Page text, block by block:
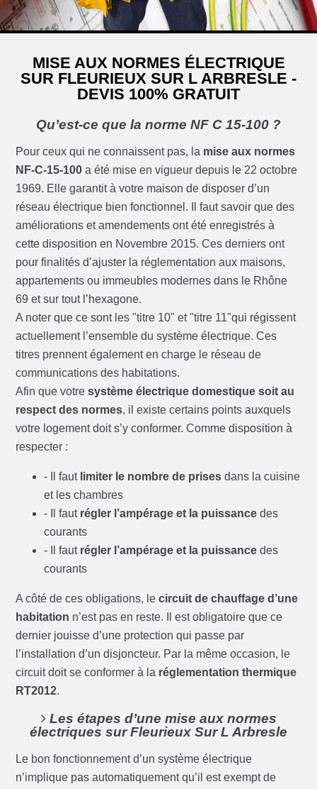
MISE AUX NORMES ÉLECTRIQUE
SUR FLEURIEUX SUR L ARBRESLE -
DEVIS 100% GRATUIT
Qu’est-ce que la norme NF C 15-100 ?
Pour ceux qui ne connaissent pas, la mise aux normes
NF-C-15-100 a été mise en vigueur depuis le 22 octobre
1969. Elle garantit à votre maison de disposer d’un
réseau électrique bien fonctionnel. Il faut savoir que des
améliorations et amendements ont été enregistrés à
cette disposition en Novembre 2015. Ces derniers ont
pour finalités d’ajuster la réglementation aux maisons,
appartements ou immeubles modernes dans le Rhône
69 et sur tout l’hexagone.
A noter que ce sont les "titre 10" et "titre 11"qui régissent
actuellement l’ensemble du système électrique. Ces
titres prennent également en charge le réseau de
communications des habitations.
Afin que votresystème électrique domestique soit au
respect des normes, il existe certains points auxquels
votre logement doit s’y conformer. Comme disposition à
respecter :
- Il faut limiter le nombre de prises dans la cuisine
et les chambres
- Il faut régler l’ampérage et la puissance des
courants
- Il faut régler l’ampérage et la puissance des
courants
A côté de ces obligations, lecircuit de chauffage d’une
habitation n’est pas en reste. Il est obligatoire que ce
dernier jouisse d’une protection qui passe par
l’installation d’un disjoncteur. Par la même occasion, le
circuit doit se conformer à la réglementation thermique
RT2012.
Les étapes d’une mise aux normes
électriques sur Fleurieux Sur L Arbresle
Le bon fonctionnement d’un système électrique
n’implique pas automatiquement qu’il est exempt de